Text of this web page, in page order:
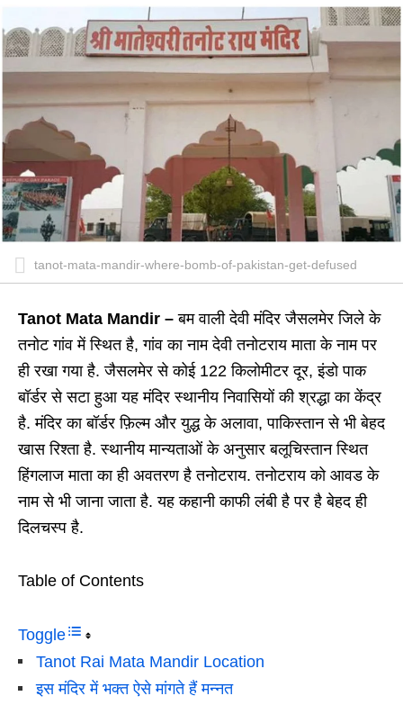
tanot-mata-mandir-where-bomb-of-pakistan-get-defused
Tanot Mata Mandir – बम वाली देवी मंदिर जैसलमेर जिले के
तनोट गांव में स्थित है, गांव का नाम देवी तनोटराय माता के नाम पर
ही रखा गया है. जैसलमेर से कोई 122 किलोमीटर दूर, इंडो पाक
बॉर्डर से सटा हुआ यह मंदिर स्थानीय निवासियों की श्रद्धा का केंद्र
है. मंदिर का बॉर्डर फ़िल्म और युद्ध के अलावा, पाकिस्तान से भी बेहद
खास रिश्ता है. स्थानीय मान्यताओं के अनुसार बलूचिस्तान स्थित
हिंगलाज माता का ही अवतरण है तनोटराय. तनोटराय को आवड के
नाम से भी जाना जाता है. यह कहानी काफी लंबी है पर है बेहद ही
दिलचस्प है.
Table of Contents
Toggle
Tanot Rai Mata Mandir Location
इस मंदिर में भक्त ऐसे मांगते हैं मन्नत